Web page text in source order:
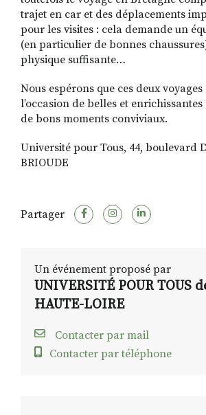
trajet en car et des déplacements
pour les visites : cela demande un
(en particulier de bonnes
physique suffisante…
Nous espérons que ces deux
l’occasion de belles et
de bons moments conviviaux.
Université pour Tous, 44, boulevard
BRIOUDE
Partager
Un événement proposé par
UNIVERSITÉ POUR TOUS
HAUTE-LOIRE
Contacter par mail
Contacter par téléphone